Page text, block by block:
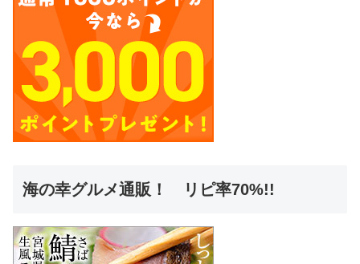
海の幸グルメ通販！ リピ率70%!!